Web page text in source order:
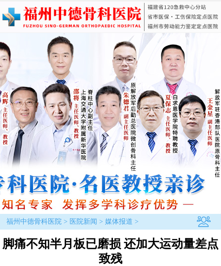
福州中德骨科医院> 医院新闻 > 媒体报道 >
脚痛不知半月板已磨损 还加大运动量差点
致残